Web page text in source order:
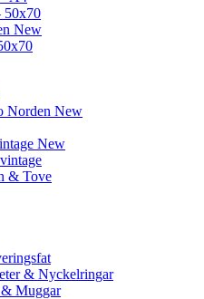
50x70
New
Norden New
New
& Tove
& Nyckelringar
Muggar